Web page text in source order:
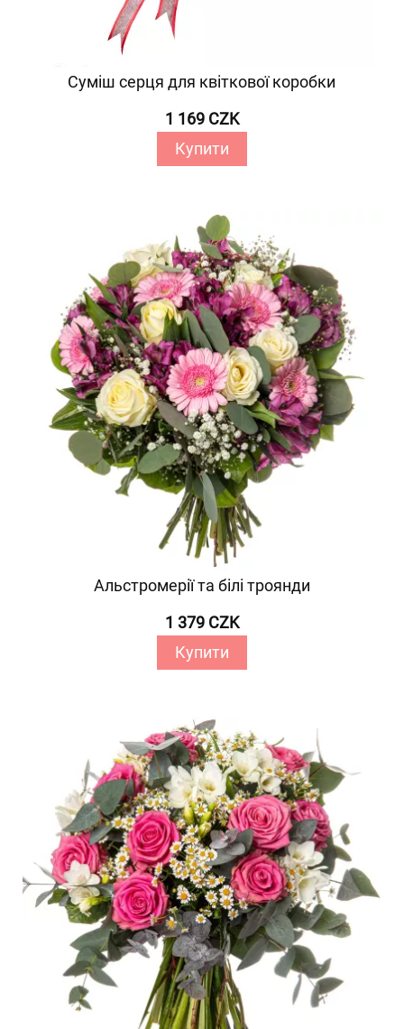
Суміш серця для квіткової коробки
1 169 CZK
Купити
Альстромерії та білі троянди
1 379 CZK
Купити